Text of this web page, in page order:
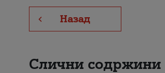
Назад
Слични содржини